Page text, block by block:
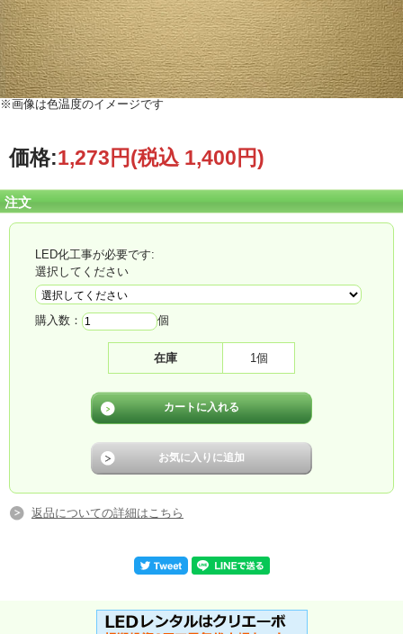
※画像は色温度のイメージです
価格:1,273円(税込 1,400円)
注文
LED化工事が必要です:
選択してください
購入数： 個
在庫 1個
返品についての詳細はこちら